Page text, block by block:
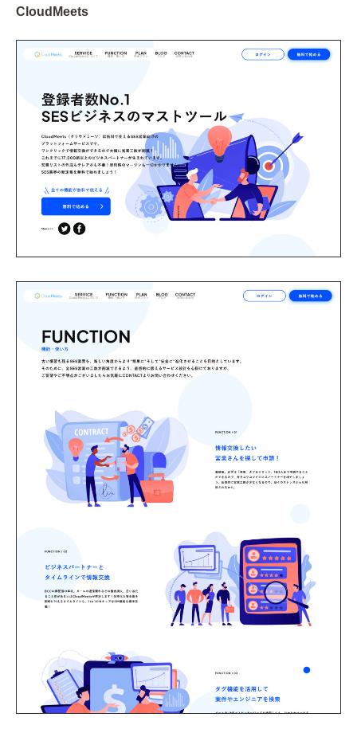
CloudMeets